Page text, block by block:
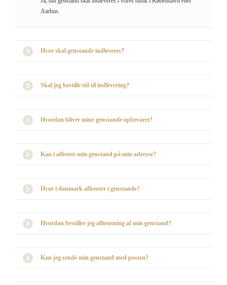
Aarhus.
Hvor skal genstande indleveres?
Skal jeg bestille tid til indlevering?
Hvordan bliver mine genstande opbevaret?
Kan i afhente min genstand på min adresse?
Hvor i danmark afhenter i genstande?
Hvordan bestiller jeg afhentning af min genstand?
Kan jeg sende min genstand med posten?